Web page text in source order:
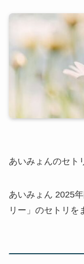
あいみょんのセト
あいみょん 2025
リー」のセトリを